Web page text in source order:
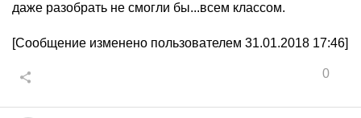
даже разобрать не смогли бы...всем классом.
[Сообщение изменено пользователем 31.01.2018 17:46]
0